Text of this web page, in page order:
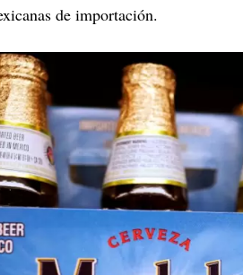
de importación.